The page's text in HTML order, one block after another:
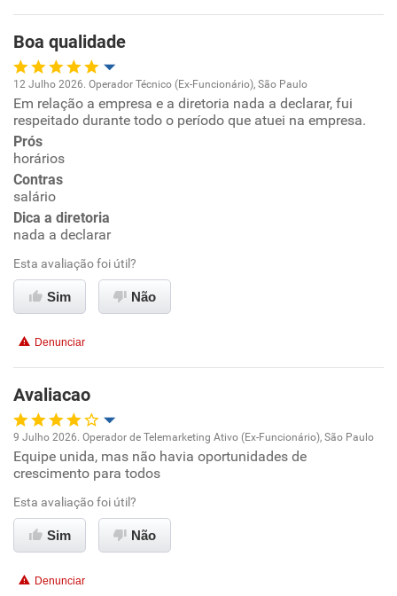
Boa qualidade
Oportunidade de promoção
Ambiente de trabalho
Conciliação com a vida familiar
Benefícios
Recomenda esta empresa
Recomenda a diretoria
12 Julho 2026. Operador Técnico (Ex-Funcionário), São Paulo
Em relação a empresa e a diretoria nada a declarar, fui
respeitado durante todo o período que atuei na empresa.
Prós
horários
Contras
salário
Dica a diretoria
nada a declarar
Esta avaliação foi útil?
Sim Não
Denunciar
Avaliacao
Oportunidade de promoção
Ambiente de trabalho
Conciliação com a vida familiar
9 Julho 2026. Operador de Telemarketing Ativo (Ex-Funcionário), São Paulo
Equipe unida, mas não havia oportunidades de
crescimento para todos
Esta avaliação foi útil?
Sim Não
Denunciar